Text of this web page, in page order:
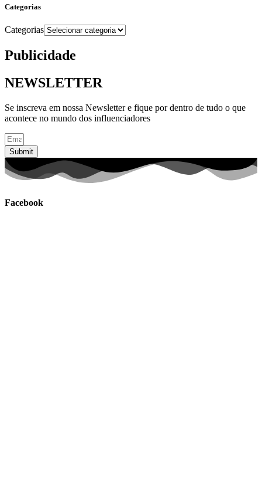
Categorias
Categorias
Publicidade
NEWSLETTER
Se inscreva em nossa Newsletter e fique por dentro de tudo o que
acontece no mundo dos influenciadores
Submit
Facebook